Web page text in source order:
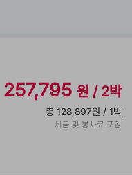
257,795 원 / 2박
총 128,897원 / 1박
세금 및 봉사료 포함